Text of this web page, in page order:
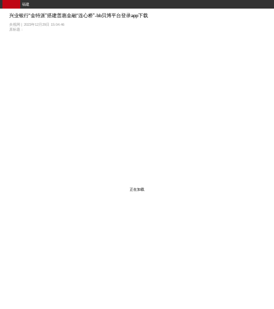
福建
兴业银行“金特派”搭建普惠金融“连心桥”-bb贝博平台登录app下载
央视网 | 2023年12月29日 15:04:46
原标题：
正在加载